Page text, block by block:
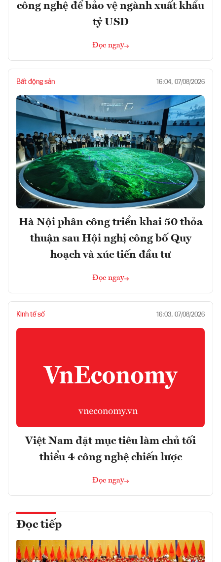
công nghệ để bảo vệ ngành xuất khẩu
tỷ USD
Đọc ngay
Bất động sản 16:04, 07/08/2026
Hà Nội phân công triển khai 50 thỏa
thuận sau Hội nghị công bố Quy
hoạch và xúc tiến đầu tư
Đọc ngay
Kinh tế số 16:03, 07/08/2026
Việt Nam đặt mục tiêu làm chủ tối
thiểu 4 công nghệ chiến lược
Đọc ngay
Đọc tiếp